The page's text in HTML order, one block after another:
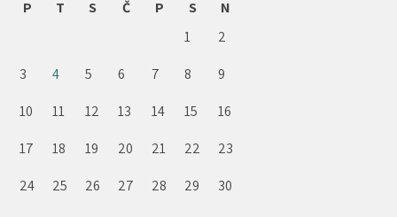
P
T S Č P S
N
1
2
3
4 5 6 7 8
9
10
11 12 13 14 15
16
17
18 19 20 21 22
23
24
25 26 27 28 29
30